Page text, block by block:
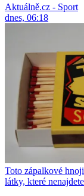
Aktuálně.cz - Sport
dnes, 06:18
Toto zápalkové
látky, které